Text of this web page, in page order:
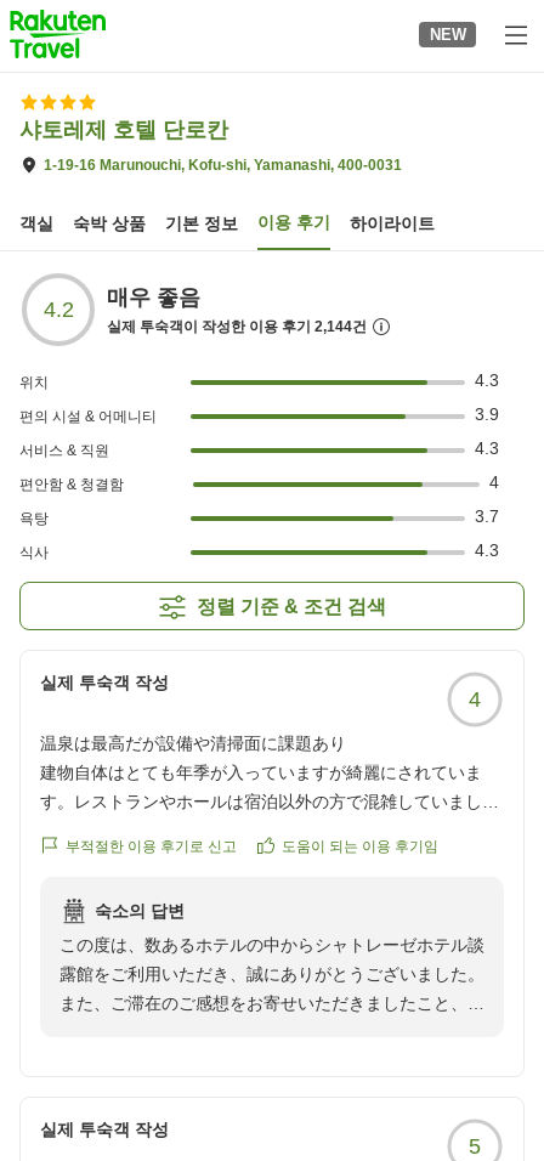
to
top
page
NEW
샤토레제 호텔 단로칸
1-19-16 Marunouchi, Kofu-shi, Yamanashi, 400-0031
객실 숙박 상품 기본 정보 이용 후기 하이라이트
4.2 매우 좋음
실제 투숙객이 작성한 이용 후기 2,144건
위치 4.3
편의 시설 & 어메니티 3.9
서비스 & 직원 4.3
편안함 & 청결함 4
욕탕 3.7
식사 4.3
정렬 기준 & 조건 검색
실제 투숙객 작성
4
温泉は最高だが設備や清掃面に課題あり
建物自体はとても年季が入っていますが綺麗にされていま
す。レストランやホールは宿泊以外の方で混雑していまし
人数制限は3人くらいかなと思います。朝食は和食中心で、
お部屋の設備も古いものですので、埃っぽく、時々窓を開け
て換気をしました。また、洗面の排水が、お風呂のすぐ横に
開いた管を流れていくようで、暑い日はそこから臭いが上が
ってきました。客室清掃はまめにお願いした方がよさそうで
https://review.travel.rakuten.co.jp/hotel/voice/10932?
부적절한 이용 후기로 신고 도움이 되는 이용 후기임
숙소의 답변
この度は、数あるホテルの中からシャトレーゼホテル談
露館をご利用いただき、誠にありがとうございました。
また、ご滞在のご感想をお寄せいただきましたこと、心
湯の中で舞う天然温泉をお気に召していただき、「大変
良いお湯」とのお言葉を頂戴できましたこと、大変嬉し
실제 투숙객 작성
5